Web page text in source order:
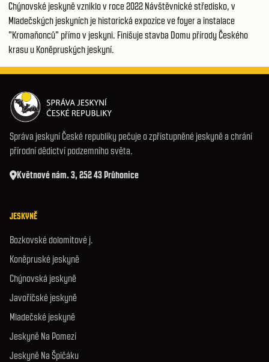
Chýnovské jeskyně vzniklo v roce 2022 Návštěvnické středisko, v
Mladečských jeskyních je historická expozice ve foyer a instalace
"Kromaňonců" přímo v jeskyni. Finišuje stavba Domu přírody Českého
krasu u Koněpruských jeskyní.
Správa jeskyní České republiky pečuje o zpřístupněné jeskyně a chrání
přírodní dědictví podzemního světa.
Květnové nám. 3, 252 43 Průhonice
JESKYNĚ
Bozkovské dolomitové j.
Koněpruské jeskyně
Chýnovská jeskyně
Javoříčské jeskyně
Mladečské jeskyně
Jeskyně Na Pomezí
Jeskyně Na Špičáku